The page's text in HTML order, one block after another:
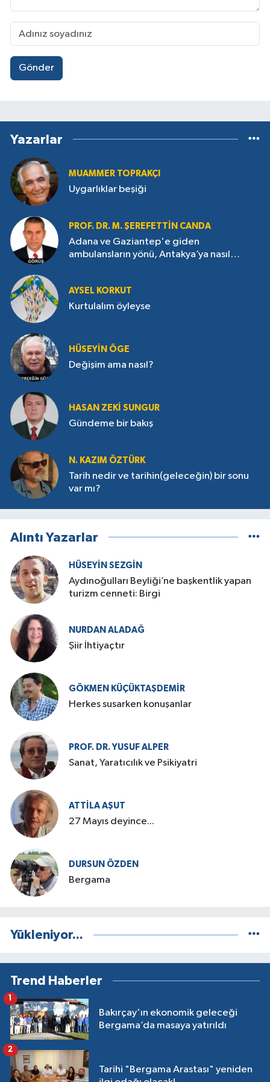
Gönder
Yazarlar
MUAMMER TOPRAKÇI
Uygarlıklar beşiği
PROF. DR. M. ŞEREFETTIN CANDA
Adana ve Gaziantep'e giden
ambulansların yönü, Antakya’ya nasıl
AYSEL KORKUT
Kurtulalım öyleyse
HÜSEYIN ÖGE
Değişim ama nasıl?
HASAN ZEKI SUNGUR
Gündeme bir bakış
N. KAZIM ÖZTÜRK
Tarih nedir ve tarihin(geleceğin) bir sonu
var mı?
Alıntı Yazarlar
HÜSEYIN SEZGIN
Aydınoğulları Beyliği’ne başkentlik yapan
turizm cenneti: Birgi
NURDAN ALADAĞ
Şiir İhtiyaçtır
GÖKMEN KÜÇÜKTAŞDEMIR
Herkes susarken konuşanlar
PROF. DR. YUSUF ALPER
Sanat, Yaratıcılık ve Psikiyatri
ATTILA AŞUT
27 Mayıs deyince...
DURSUN ÖZDEN
Bergama
Yükleniyor...
Trend Haberler
Bakırçay'ın ekonomik geleceği
Bergama’da masaya yatırıldı
1
Tarihi "Bergama Arastası" yeniden
2